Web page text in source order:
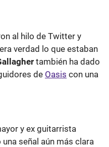
al hilo de Twitter y
verdad lo que estaban
también ha dado
de Oasis con una
y ex guitarrista
señal aún más clara